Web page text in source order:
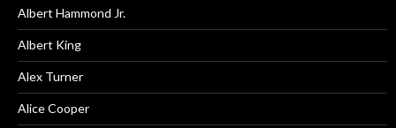
Albert Hammond Jr.
Albert King
Alex Turner
Alice Cooper